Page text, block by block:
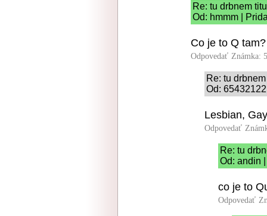
Re: tu drbnem
Od: hmmm |
Co je to Q
Odpovedať Známka:
Re: tu
Od:
Lesbian,
Odpovedať
Re: tu
Od: andin
co je to
Odpovedať